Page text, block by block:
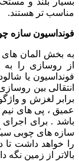
مناسب تر هستند.
فونداسیون سازه
به بخش المان های
از روسازی را
فونداسیون یا
انتقالی بین
برابر لغزش و
عمیق ، پی های
باشد . برای
سازه های چوبی
را خواهد داشت تا
بالاتر از زمین نگه